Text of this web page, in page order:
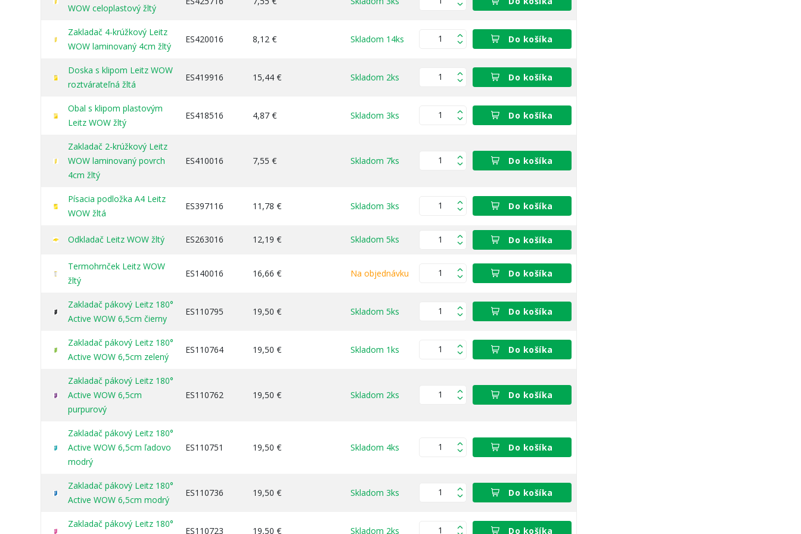
WOW celoplastový žltý
Zakladač 4-krúžkový Leitz
WOW laminovaný 4cm žltý
ES420016 8,12 € Skladom 14ks Do košíka
Doska s klipom Leitz WOW
roztvárateľná žltá
ES419916 15,44 € Skladom 2ks Do košíka
Obal s klipom plastovým
Leitz WOW žltý
ES418516 4,87 € Skladom 3ks Do košíka
Zakladač 2-krúžkový Leitz
WOW laminovaný povrch
4cm žltý
ES410016 7,55 € Skladom 7ks Do košíka
Písacia podložka A4 Leitz
WOW žltá
ES397116 11,78 € Skladom 3ks Do košíka
Odkladač Leitz WOW žltý ES263016 12,19 € Skladom 5ks Do košíka
Termohrnček Leitz WOW
žltý
ES140016 16,66 € Na objednávku Do košíka
Zakladač pákový Leitz 180°
Active WOW 6,5cm čierny
ES110795 19,50 € Skladom 5ks Do košíka
Zakladač pákový Leitz 180°
Active WOW 6,5cm zelený
ES110764 19,50 € Skladom 1ks Do košíka
Zakladač pákový Leitz 180°
Active WOW 6,5cm
purpurový
ES110762 19,50 € Skladom 2ks Do košíka
Zakladač pákový Leitz 180°
Active WOW 6,5cm ľadovo
modrý
ES110751 19,50 € Skladom 4ks Do košíka
Zakladač pákový Leitz 180°
Active WOW 6,5cm modrý
ES110736 19,50 € Skladom 3ks Do košíka
Zakladač pákový Leitz 180°
ES110723 19,50 € Skladom 2ks Do košíka